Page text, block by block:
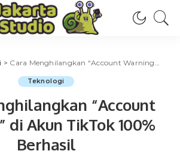
> Cara Menghilangkan “Account Warning” di Akun TikTok 100% Berhasil
Teknologi
“Account
di Akun TikTok 100%
Berhasil